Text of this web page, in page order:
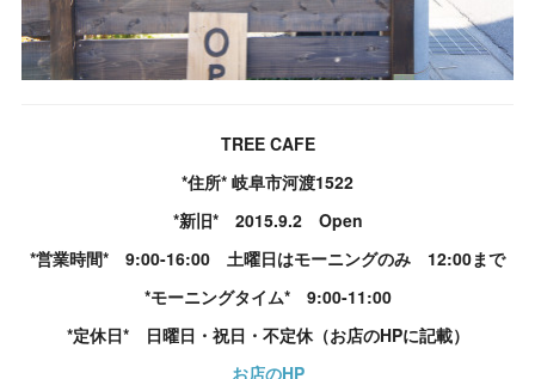
TREE CAFE
*住所* 岐阜市河渡1522
*新旧* 2015.9.2 Open
*営業時間* 9:00-16:00 土曜日はモーニングのみ 12:00まで
*モーニングタイム* 9:00-11:00
*定休日* 日曜日・祝日・不定休（お店のHPに記載）
お店のHP